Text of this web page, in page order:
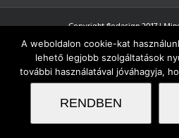
Copyright flodesign 2017 |
A weboldalon cookie-kat
lehető legjobb szolgáltatások
további használatával jóváhagyja,
RENDBEN